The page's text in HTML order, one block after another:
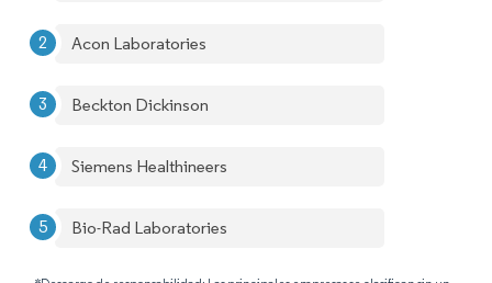
Acon Laboratories
Beckton Dickinson
Siemens Healthineers
Bio-Rad Laboratories